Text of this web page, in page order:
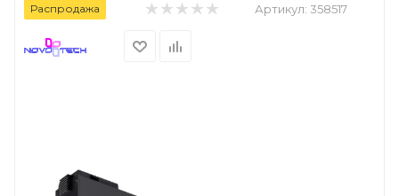
Распродажа Артикул: 358517